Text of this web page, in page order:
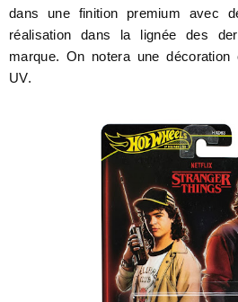
dans une finition premium avec
réalisation dans la lignée des
marque. On notera une
UV.